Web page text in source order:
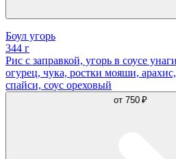
Боул угорь
344 г
Рис с заправкой, угорь в соусе
огурец, чука, ростки мояши,
спайси, соус ореховый
от 750 ₽